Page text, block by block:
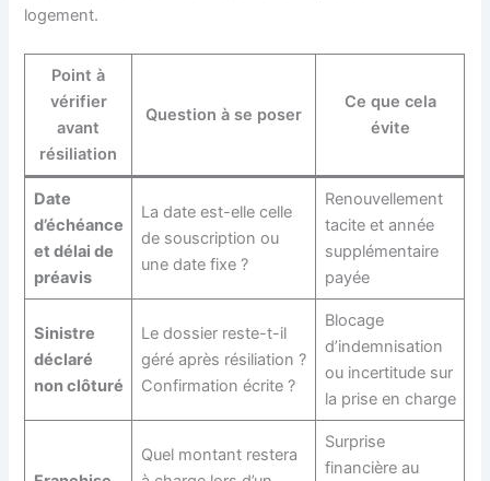
logement.
Point à
vérifier
avant
résiliation
Question à se poser
Ce que cela
évite
Date
d’échéance
et délai de
préavis
La date est-elle celle
de souscription ou
une date fixe ?
Renouvellement
tacite et année
supplémentaire
payée
Sinistre
déclaré
non clôturé
Le dossier reste-t-il
géré après résiliation ?
Confirmation écrite ?
Blocage
d’indemnisation
ou incertitude sur
la prise en charge
Quel montant restera
Surprise
financière au